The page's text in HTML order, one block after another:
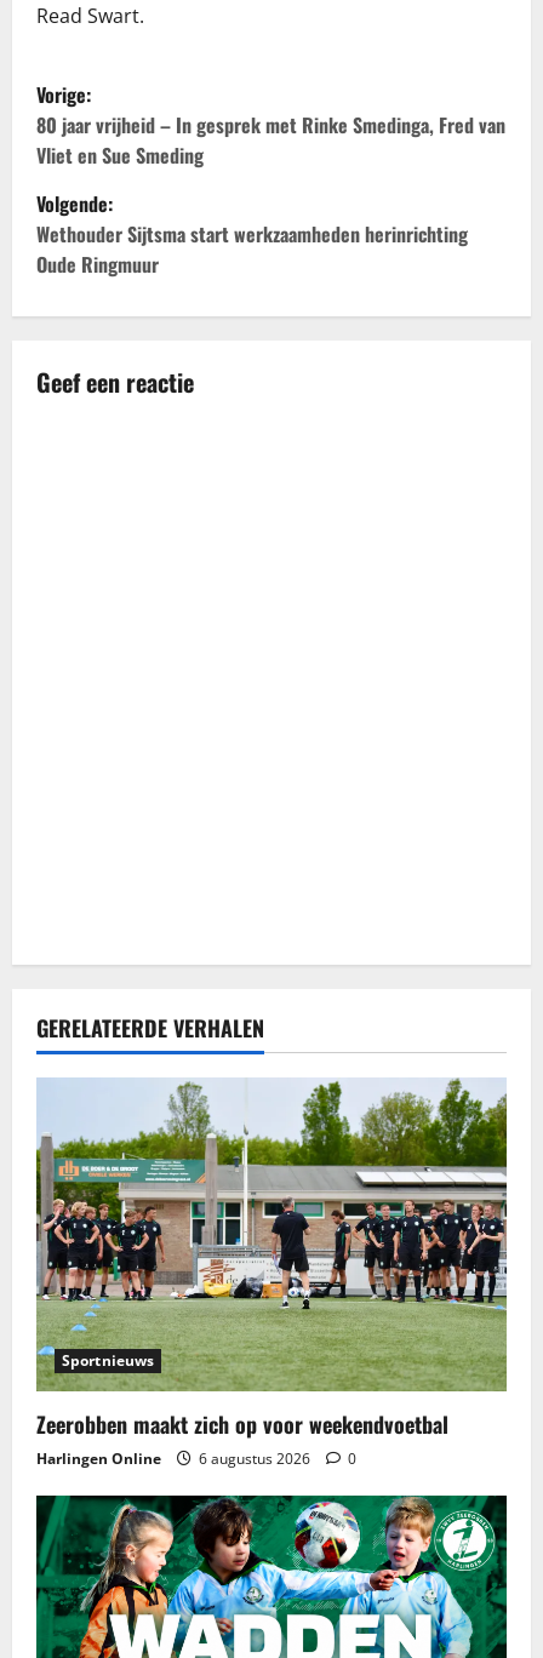
Read Swart.
B
e
r
i
c
t
Vorige:
80 jaar vrijheid – In gesprek met Rinke Smedinga, Fred van
Vliet en Sue Smeding
Volgende:
Wethouder Sijtsma start werkzaamheden herinrichting
Oude Ringmuur
Geef een reactie
GERELATEERDE VERHALEN
Sportnieuws
Zeerobben maakt zich op voor weekendvoetbal
Harlingen Online 6 augustus 2026 0